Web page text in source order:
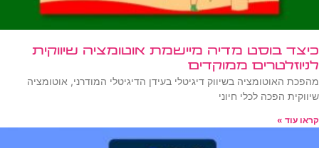
כיצד בוסט מדיה מיישמת אוטומציה שיווקית
לניוזלטרים ממוקדים
מהפכת האוטומציה בשיווק דיגיטלי בעידן הדיגיטלי המודרני, אוטומציה
שיווקית הפכה לכלי חיוני
קראו עוד »